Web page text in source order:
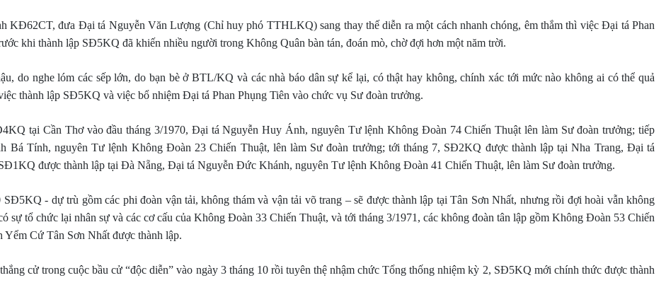
đưa Đại tá Nguyễn Văn Lượng (Chỉ huy phó TTHLKQ) sang thay thế diễn ra một cách nhanh chóng, êm thắm thì việc Đại tá Phan
khi thành lập SĐ5KQ đã khiến nhiều người trong Không Quân bàn tán, đoán mò, chờ đợi hơn một năm trời.
do nghe lóm các sếp lớn, do bạn bè ở BTL/KQ và các nhà báo dân sự kể lại, có thật hay không, chính xác tới mức nào không ai có thể quả
thành lập SĐ5KQ và việc bổ nhiệm Đại tá Phan Phụng Tiên vào chức vụ Sư đoàn trưởng.
tại Cần Thơ vào đầu tháng 3/1970, Đại tá Nguyễn Huy Ánh, nguyên Tư lệnh Không Đoàn 74 Chiến Thuật lên làm Sư đoàn trưởng; tiếp
Tính, nguyên Tư lệnh Không Đoàn 23 Chiến Thuật, lên làm Sư đoàn trưởng; tới tháng 7, SĐ2KQ được thành lập tại Nha Trang, Đại tá
được thành lập tại Đà Nẵng, Đại tá Nguyễn Đức Khánh, nguyên Tư lệnh Không Đoàn 41 Chiến Thuật, lên làm Sư đoàn trưởng.
SĐ5KQ - dự trù gồm các phi đoàn vận tải, không thám và vận tải võ trang – sẽ được thành lập tại Tân Sơn Nhất, nhưng rồi đợi hoài vẫn không
sự tổ chức lại nhân sự và các cơ cấu của Không Đoàn 33 Chiến Thuật, và tới tháng 3/1971, các không đoàn tân lập gồm Không Đoàn 53 Chiến
Cứ Tân Sơn Nhất được thành lập.
cử trong cuộc bầu cử “độc diễn” vào ngày 3 tháng 10 rồi tuyên thệ nhậm chức Tổng thống nhiệm kỳ 2, SĐ5KQ mới chính thức được thành